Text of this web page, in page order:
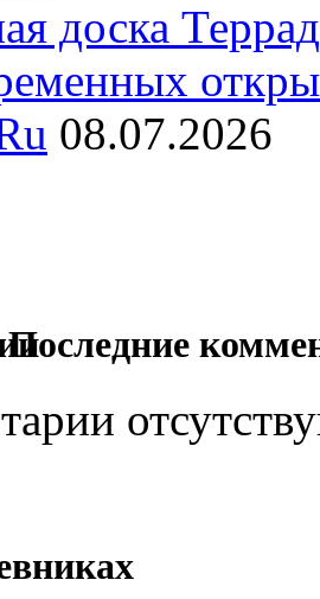
доска
08.07.2026
Последние